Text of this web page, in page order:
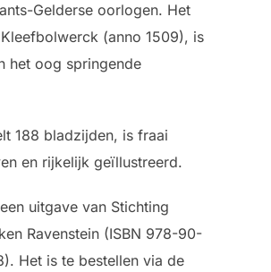
Gelderse oorlogen. Het
(anno 1509), is
het oog springende
188 bladzijden, is fraai
en rijkelijk geïllustreerd.
uitgave van Stichting
Ravenstein (ISBN 978-90-
Het is te bestellen via de